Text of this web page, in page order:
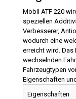
Mobil ATF 220
speziellen
Verbesserer,
wodurch eine
erreicht wird. Das
wechselnden
Fahrzeugtypen
Eigenschaften
Eigenschaften